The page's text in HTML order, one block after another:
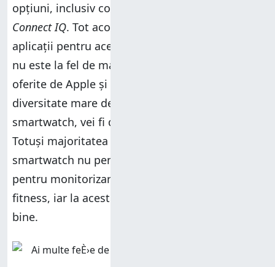
opțiuni, inclusiv contra cost, în magazinul
Connect IQ. Tot acolo se află și ecosistemul de
aplicații pentru acest smartwatch. Ecosistemul
nu este la fel de mare și evoluat precum cele
oferite de Apple și Google, iar dacă vrei o
diversitate mare de aplicații pentru
smartwatch, vei fi dezamăgit de oferta Garmin.
Totuși majoritatea oamenilor își cumpără un
smartwatch nu pentru aplicațiile terțe, ci
pentru monitorizarea sănătății și activităților de
fitness, iar la acest capitol, Venu 4 stă foarte
bine.